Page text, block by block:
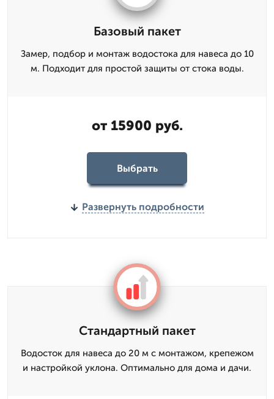
Базовый пакет
Замер, подбор и монтаж водостока для навеса до 10
м. Подходит для простой защиты от стока воды.
от 15900 руб.
Выбрать
Развернуть подробности
Стандартный пакет
Водосток для навеса до 20 м с монтажом, крепежом
и настройкой уклона. Оптимально для дома и дачи.